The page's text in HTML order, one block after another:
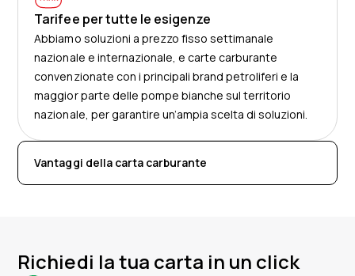
Tarifee per tutte le esigenze
Abbiamo soluzioni a prezzo fisso settimanale
nazionale e internazionale, e carte carburante
convenzionate con i principali brand petroliferi e la
maggior parte delle pompe bianche sul territorio
nazionale, per garantire un’ampia scelta di soluzioni.
Vantaggi della carta carburante
Richiedi la tua carta in un click